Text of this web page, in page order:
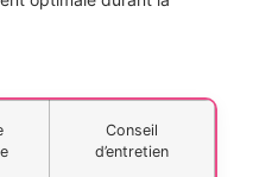
Conseil
d’entretien